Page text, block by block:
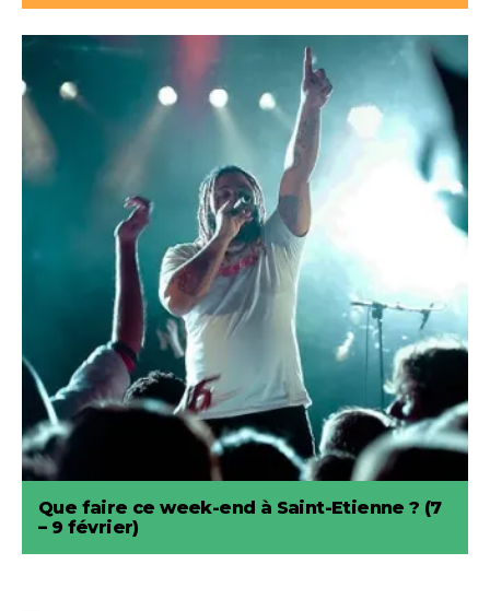
Que faire ce week-end à Saint-Etienne ? (7
– 9 février)